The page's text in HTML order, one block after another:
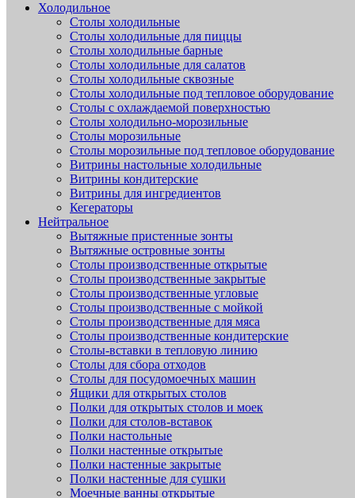
Холодильное
Столы холодильные
Столы холодильные для пиццы
Столы холодильные барные
Столы холодильные для салатов
Столы холодильные сквозные
Столы холодильные под тепловое оборудование
Столы с охлаждаемой поверхностью
Столы холодильно-морозильные
Столы морозильные
Столы морозильные под тепловое оборудование
Витрины настольные холодильные
Витрины кондитерские
Витрины для ингредиентов
Кегераторы
Нейтральное
Вытяжные пристенные зонты
Вытяжные островные зонты
Столы производственные открытые
Столы производственные закрытые
Столы производственные угловые
Столы производственные с мойкой
Столы производственные для мяса
Столы производственные кондитерские
Столы-вставки в тепловую линию
Столы для сбора отходов
Столы для посудомоечных машин
Ящики для открытых столов
Полки для открытых столов и моек
Полки для столов-вставок
Полки настольные
Полки настенные открытые
Полки настенные закрытые
Полки настенные для сушки
Моечные ванны открытые